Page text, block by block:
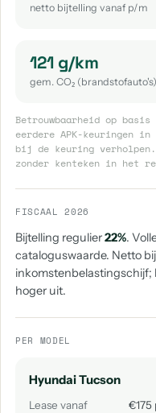
netto bijtelling vanaf p/m
121 g/km
gem. CO₂ (brandstofauto's)
Betrouwbaarheid op
eerdere APK-keuringen
bij de keuring
zonder kenteken in het
FISCAAL 2026
Bijtelling regulier22%.
cataloguswaarde. Netto
inkomstenbelastingschijf;
hoger uit.
PER MODEL
Hyundai Tucson
Lease vanaf
€175